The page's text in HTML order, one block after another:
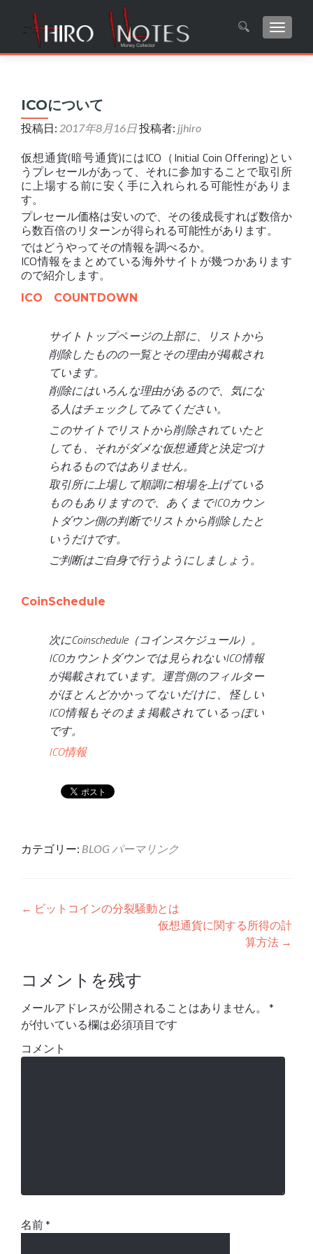
ナビゲ
ICOについて
投稿日: 2017年8月16日投稿者: jjhiro
仮想通貨(暗号通貨)にはICO（Initial Coin Offering)とい
うプレセールがあって、それに参加することで取引所
に上場する前に安く手に入れられる可能性がありま
す。
プレセール価格は安いので、その後成長すれば数倍か
ら数百倍のリターンが得られる可能性があります。
ではどうやってその情報を調べるか。
ICO情報をまとめている海外サイトが幾つかあります
ので紹介します。
ICO COUNTDOWN
サイトトップページの上部に、リストから
削除したものの一覧とその理由が掲載され
ています。
削除にはいろんな理由があるので、気にな
る人はチェックしてみてください。
このサイトでリストから削除されていたと
しても、それがダメな仮想通貨と決定づけ
られるものではありません。
取引所に上場して順調に相場を上げている
ものもありますので、あくまでICOカウン
トダウン側の判断でリストから削除したと
いうだけです。
ご判断はご自身で行うようにしましょう。
CoinSchedule
次にCoinschedule（コインスケジュール）。
ICOカウントダウンでは見られないICO情報
が掲載されています。運営側のフィルター
がほとんどかかってないだけに、怪しい
ICO情報もそのまま掲載されているっぽい
です。
ICO情報
カテゴリー: BLOG パーマリンク
投稿ナビゲーション
← ビットコインの分裂騒動とは
仮想通貨に関する所得の計
算方法 →
コメントを残す
メールアドレスが公開されることはありません。
*
が付いている欄は必須項目です
コメント
名前*